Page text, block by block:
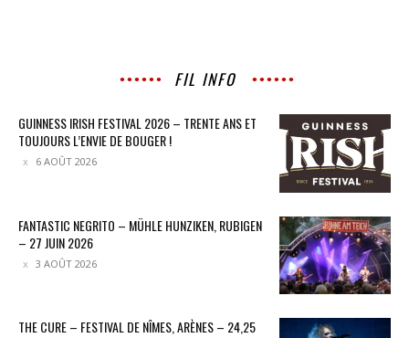
FIL INFO
GUINNESS IRISH FESTIVAL 2026 – TRENTE ANS ET
TOUJOURS L’ENVIE DE BOUGER !
6 AOÛT 2026
FANTASTIC NEGRITO – MÜHLE HUNZIKEN, RUBIGEN
– 27 JUIN 2026
3 AOÛT 2026
THE CURE – FESTIVAL DE NÎMES, ARÈNES – 24,25